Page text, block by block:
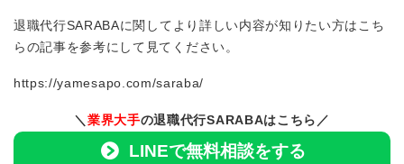
退職代行SARABAに関してより詳しい内容が知りたい方はこち
らの記事を参考にして見てください。
https://yamesapo.com/saraba/
＼業界大手の退職代行SARABAはこちら／
LINEで無料相談をする